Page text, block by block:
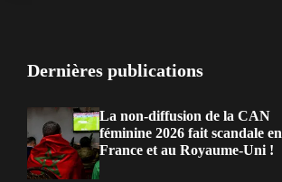
Dernières publications
La non-diffusion de la CAN
féminine 2026 fait scandale en
France et au Royaume-Uni !